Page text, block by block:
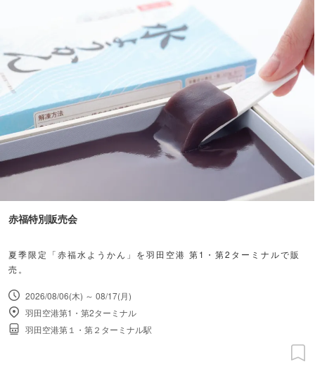
赤福特別販売会
夏季限定「赤福水ようかん」を羽田空港 第1・第2ターミナルで販
売。
2026/08/06(木) ～ 08/17(月)
羽田空港第1・第2ターミナル
羽田空港第１・第２ターミナル駅